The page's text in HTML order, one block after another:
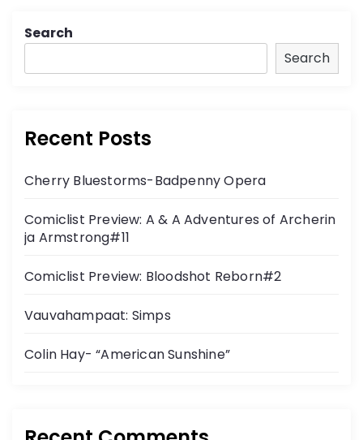
Search
Search
Recent Posts
Cherry Bluestorms-Badpenny Opera
Comiclist Preview: A & A Adventures of Archerin
ja Armstrong#11
Comiclist Preview: Bloodshot Reborn#2
Vauvahampaat: Simps
Colin Hay- “American Sunshine”